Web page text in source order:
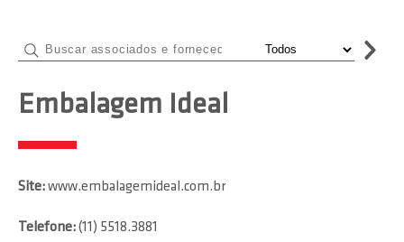
Embalagem Ideal
Site:www.embalagemideal.com.br
Telefone:(11) 5518.3881